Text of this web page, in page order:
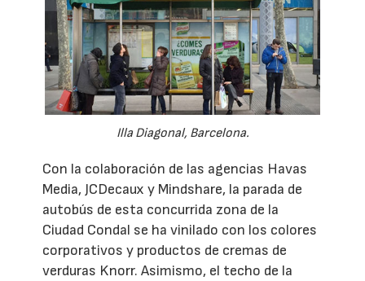
Illa Diagonal, Barcelona.
Con la colaboración de las agencias Havas
Media, JCDecaux y Mindshare, la parada de
autobús de esta concurrida zona de la
Ciudad Condal se ha vinilado con los colores
corporativos y productos de cremas de
verduras Knorr. Asimismo, el techo de la